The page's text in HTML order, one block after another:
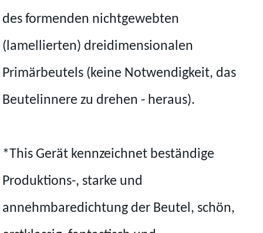
des formenden nichtgewebten
(lamellierten) dreidimensionalen
Primärbeutels (keine Notwendigkeit, das
Beutelinnere zu drehen - heraus).
*This Gerät kennzeichnet beständige
Produktions-, starke und
annehmbaredichtung der Beutel, schön,